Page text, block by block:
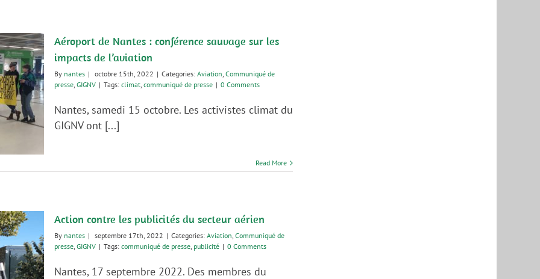
Aéroport de Nantes : conférence sauvage sur les
impacts de l’aviation
By nantes | octobre 15th, 2022 | Categories: Aviation, Communiqué de
presse, GIGNV | Tags: climat, communiqué de presse | 0 Comments
Nantes, samedi 15 octobre. Les activistes climat du
GIGNV ont [...]
Read More
Action contre les publicités du secteur aérien
By nantes | septembre 17th, 2022 | Categories: Aviation, Communiqué de
presse, GIGNV | Tags: communiqué de presse, publicité | 0 Comments
Nantes, 17 septembre 2022. Des membres du